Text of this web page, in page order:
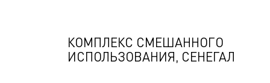
КОМПЛЕКС СМЕШАННОГО
ИСПОЛЬЗОВАНИЯ, СЕНЕГАЛ